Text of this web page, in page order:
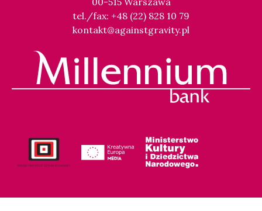
tel./fax: +48 (22) 828 10 79
kontakt@againstgravity.pl